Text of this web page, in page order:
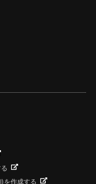
を作成する